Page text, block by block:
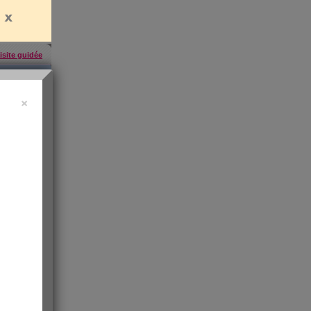
guidée
KO
santé
de
infos
×